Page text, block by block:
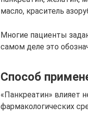
масло, краситель
Многие пациенты
самом деле это
Способ
«Панкреатин» влияет
фармакологических